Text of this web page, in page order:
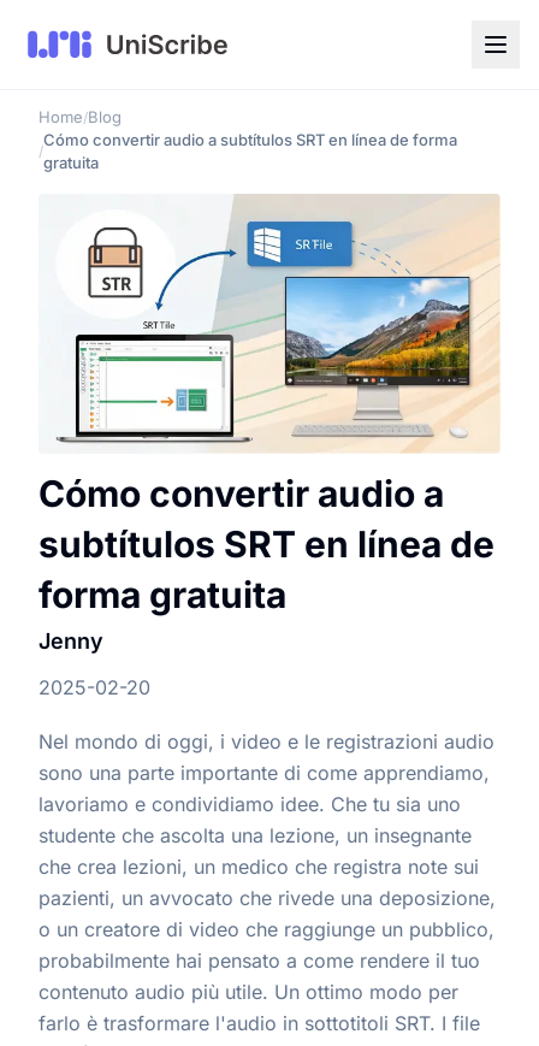
Home/Blog
/
Cómo convertir audio a subtítulos SRT en línea de forma
gratuita
Cómo convertir audio a
subtítulos SRT en línea de
forma gratuita
Jenny
2025-02-20
Nel mondo di oggi, i video e le registrazioni audio
sono una parte importante di come apprendiamo,
lavoriamo e condividiamo idee. Che tu sia uno
studente che ascolta una lezione, un insegnante
che crea lezioni, un medico che registra note sui
pazienti, un avvocato che rivede una deposizione,
o un creatore di video che raggiunge un pubblico,
probabilmente hai pensato a come rendere il tuo
contenuto audio più utile. Un ottimo modo per
farlo è trasformare l'audio in sottotitoli SRT. I file